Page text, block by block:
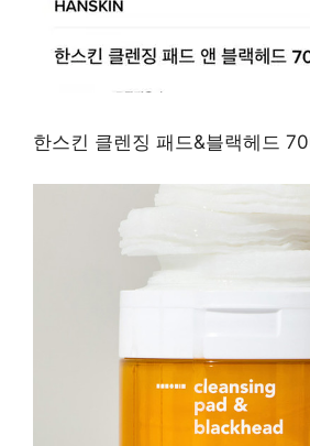
한스킨 클렌징 패드&블랙헤드